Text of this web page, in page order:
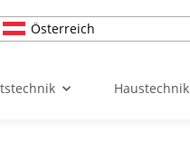
Österreich
Haustechnik